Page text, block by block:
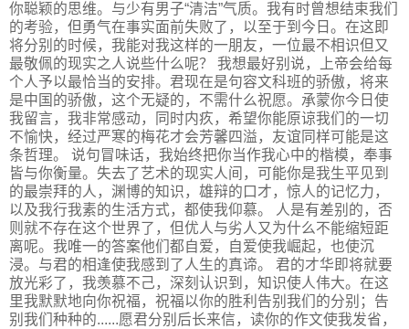
你聪颖的思维。与少有男子“清洁”气质。我有时曾想结束我们
的考验，但勇气在事实面前失败了，以至于到今日。在这即
将分别的时候，我能对我这样的一朋友，一位最不相识但又
最敬佩的现实之人说些什么呢？ 我想最好别说，上帝会给每
个人予以最恰当的安排。君现在是句容文科班的骄傲，将来
是中国的骄傲，这个无疑的，不需什么祝愿。承蒙你今日使
我留言，我非常感动，同时内疚，希望你能原谅我们的一切
不愉快，经过严寒的梅花才会芳馨四溢，友谊同样可能是这
条哲理。 说句冒味话，我始终把你当作我心中的楷模，奉事
皆与你衡量。失去了艺术的现实人间，可能你是我生平见到
的最崇拜的人，渊博的知识，雄辩的口才，惊人的记忆力，
以及我行我素的生活方式，都使我仰慕。 人是有差别的，否
则就不存在这个世界了，但优人与劣人又为什么不能缩短距
离呢。我唯一的答案他们都自爱，自爱使我崛起，也使沉
浸。与君的相逢使我感到了人生的真谛。 君的才华即将就要
放光彩了，我羡慕不己，深刻认识到，知识使人伟大。在这
里我默默地向你祝福，祝福以你的胜利告别我们的分别；告
别我们种种的......愿君分别后长来信，读你的作文使我发省，